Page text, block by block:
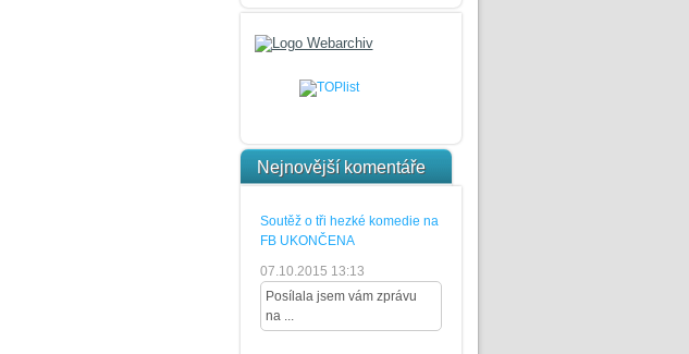
Nejnovější komentáře
Soutěž o tři hezké komedie na
FB UKONČENA
07.10.2015 13:13
Posílala jsem vám zprávu
na ...